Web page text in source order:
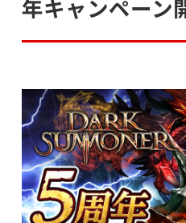
年キャンペーン